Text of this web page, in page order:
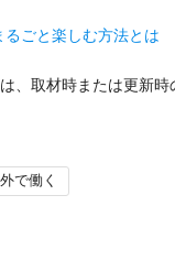
るごと楽しむ方法とは
、取材時または更新時
で働く